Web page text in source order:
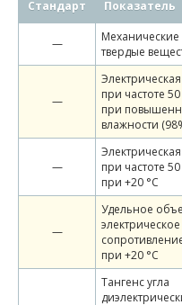
Стандарт Показатель
—
твердые
—
при частоте
при
влажности
—
при частоте
при +20 °С
—
Удельное
электрическое
при +20 °С
Тангенс угла